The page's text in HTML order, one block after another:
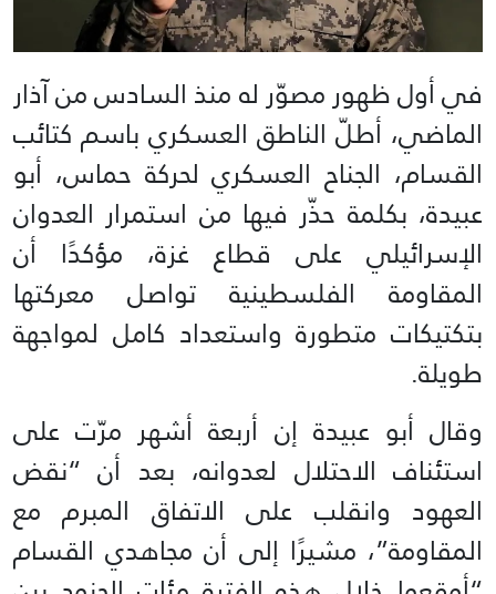
في أول ظهور مصوّر له منذ السادس من آذار
الماضي، أطلّ الناطق العسكري باسم كتائب
القسام، الجناح العسكري لحركة حماس، أبو
عبيدة، بكلمة حذّر فيها من استمرار العدوان
الإسرائيلي على قطاع غزة، مؤكدًا أن
المقاومة الفلسطينية تواصل معركتها
بتكتيكات متطورة واستعداد كامل لمواجهة
طويلة.
وقال أبو عبيدة إن أربعة أشهر مرّت على
استئناف الاحتلال لعدوانه، بعد أن “نقض
العهود وانقلب على الاتفاق المبرم مع
المقاومة”، مشيرًا إلى أن مجاهدي القسام